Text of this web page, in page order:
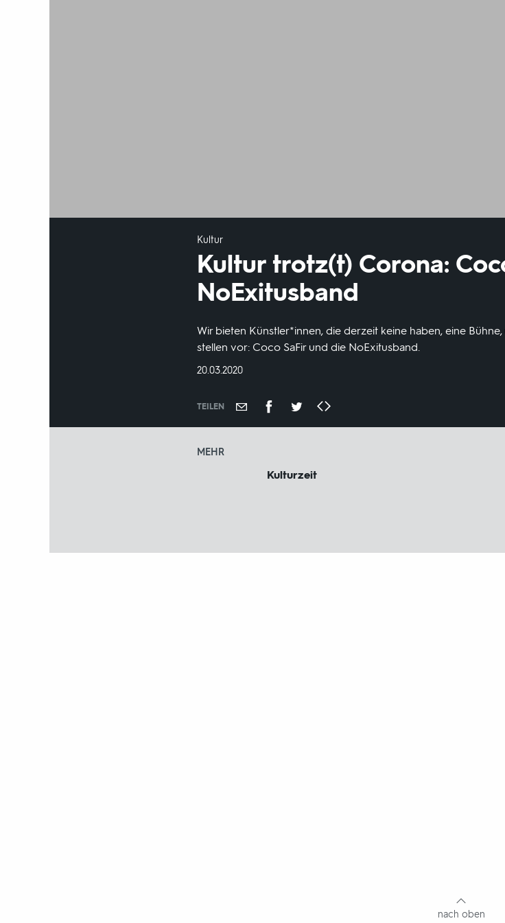
Kultur
Kultur trotz(t) Corona:
NoExitusband
Wir bieten Künstler*innen, die derzeit keine haben, eine
stellen vor: Coco SaFir und die NoExitusband.
DATUM:
20.03.2020
TEILEN
MEHR
Kulturzeit
nach oben